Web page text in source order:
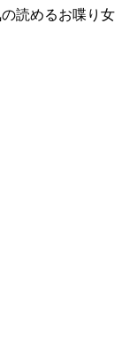
読めるお喋り女